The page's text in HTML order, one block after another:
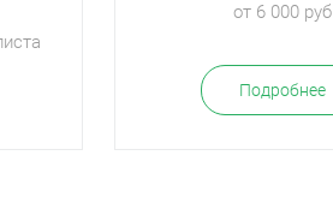
от 6 000 руб
Подробнее